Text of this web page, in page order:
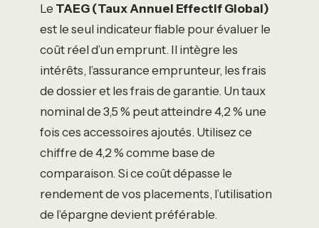
Le TAEG (Taux Annuel Effectif Global)
est le seul indicateur fiable pour évaluer le
coût réel d’un emprunt. Il intègre les
intérêts, l’assurance emprunteur, les frais
de dossier et les frais de garantie. Un taux
nominal de 3,5 % peut atteindre 4,2 % une
fois ces accessoires ajoutés. Utilisez ce
chiffre de 4,2 % comme base de
comparaison. Si ce coût dépasse le
rendement de vos placements, l’utilisation
de l’épargne devient préférable.